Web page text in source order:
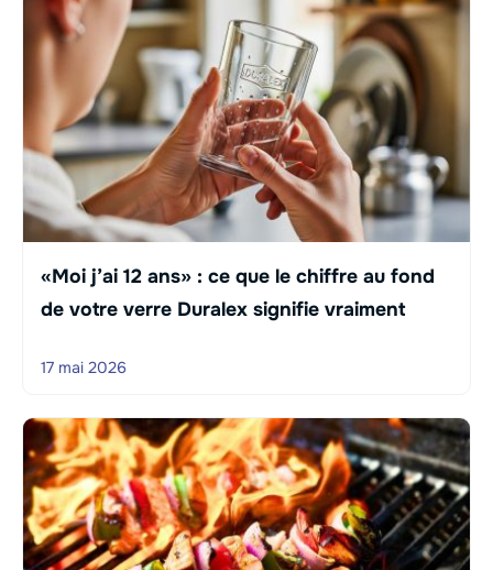
«Moi j’ai 12 ans» : ce que le chiffre au fond
de votre verre Duralex signifie vraiment
17 mai 2026